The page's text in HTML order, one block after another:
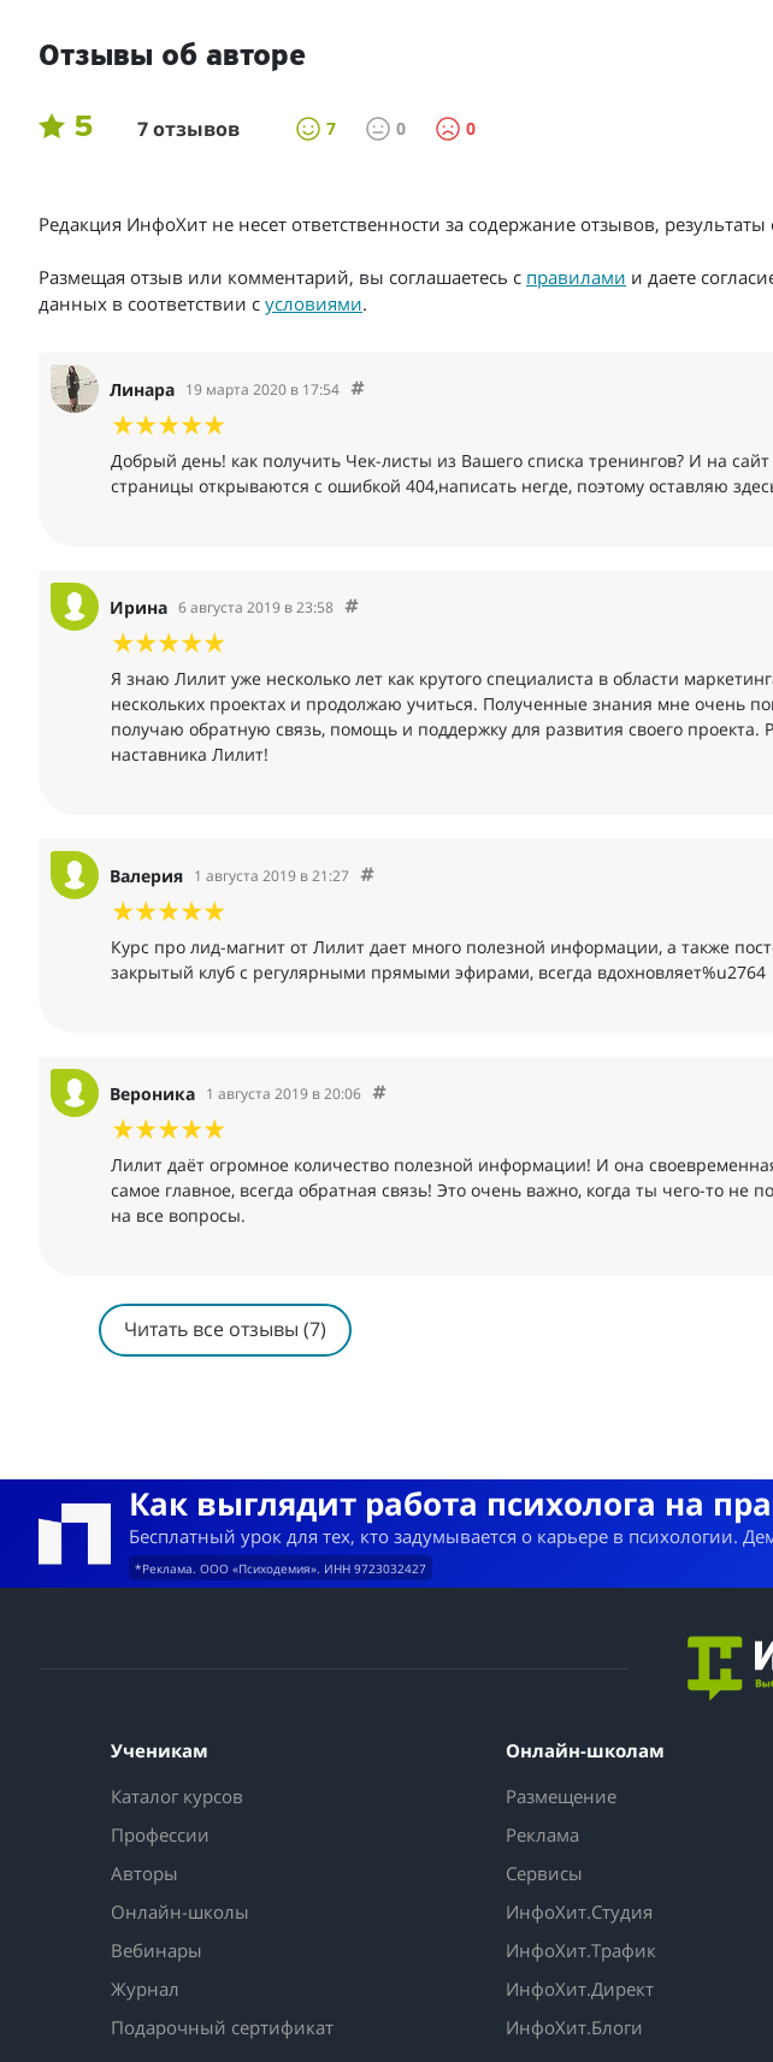
Отзывы об авторе
5 7 отзывов 7 0 0
Редакция ИнфоХит не несет ответственности за содержание отзывов,
Размещая отзыв или комментарий, вы соглашаетесь с правилами и даете
данных в соответствии с условиями.
Линара 19 марта 2020 в 17:54
Добрый день! как получить Чек-листы из Вашего списка тренингов? И на
страницы открываются с ошибкой 404,написать негде, поэтому оставляю
Ирина 6 августа 2019 в 23:58
Я знаю Лилит уже несколько лет как крутого специалиста в области
нескольких проектах и продолжаю учиться. Полученные знания мне очень
получаю обратную связь, помощь и поддержку для развития своего проекта.
наставника Лилит!
Валерия 1 августа 2019 в 21:27
Курс про лид-магнит от Лилит дает много полезной информации, а также
закрытый клуб с регулярными прямыми эфирами, всегда вдохновляет%u2764
Вероника 1 августа 2019 в 20:06
Лилит даёт огромное количество полезной информации! И она
самое главное, всегда обратная связь! Это очень важно, когда ты чего-то не
на все вопросы.
Читать все отзывы (7)
Как выглядит работа психолога на
Бесплатный урок для тех, кто задумывается о карьере в психологии.
*Реклама. ООО «Психодемия». ИНН 9723032427
Ученикам
Каталог курсов
Профессии
Авторы
Онлайн-школы
Вебинары
Журнал
Подарочный сертификат
Онлайн-школам
Размещение
Реклама
Сервисы
ИнфоХит.Студия
ИнфоХит.Трафик
ИнфоХит.Директ
ИнфоХит.Блоги